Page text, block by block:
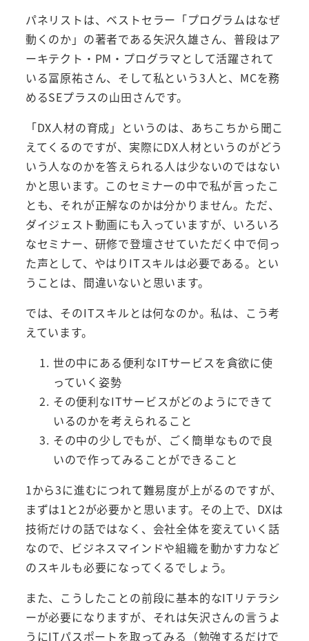
パネリストは、ベストセラー「プログラムはなぜ
動くのか」の著者である矢沢久雄さん、普段はア
ーキテクト・PM・プログラマとして活躍されて
いる冨原祐さん、そして私という3人と、MCを務
めるSEプラスの山田さんです。
「DX人材の育成」というのは、あちこちから聞こ
えてくるのですが、実際にDX人材というのがどう
いう人なのかを答えられる人は少ないのではない
かと思います。このセミナーの中で私が言ったこ
とも、それが正解なのかは分かりません。ただ、
ダイジェスト動画にも入っていますが、いろいろ
なセミナー、研修で登壇させていただく中で伺っ
た声として、やはりITスキルは必要である。とい
うことは、間違いないと思います。
では、そのITスキルとは何なのか。私は、こう考
えています。
世の中にある便利なITサービスを貪欲に使
っていく姿勢
その便利なITサービスがどのようにできて
いるのかを考えられること
その中の少しでもが、ごく簡単なもので良
いので作ってみることができること
1から3に進むにつれて難易度が上がるのですが、
まずは1と2が必要かと思います。その上で、DXは
技術だけの話ではなく、会社全体を変えていく話
なので、ビジネスマインドや組織を動かす力など
のスキルも必要になってくるでしょう。
また、こうしたことの前段に基本的なITリテラシ
ーが必要になりますが、それは矢沢さんの言うよ
うにITパスポートを取ってみる（勉強するだけで